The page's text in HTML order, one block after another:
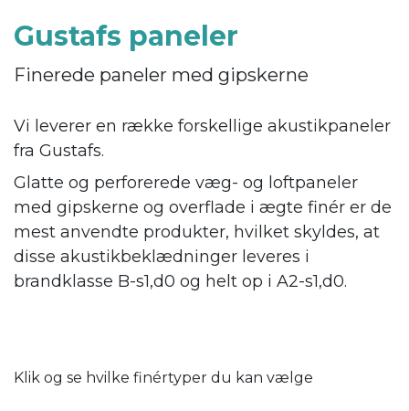
Gustafs paneler
Finerede paneler med gipskerne
Vi leverer en række forskellige akustikpaneler
fra Gustafs.
Glatte og perforerede væg- og loftpaneler
med gipskerne og overflade i ægte finér er de
mest anvendte produkter, hvilket skyldes, at
disse akustikbeklædninger leveres i
brandklasse B-s1,d0 og helt op i A2-s1,d0.
Klik og se hvilke finértyper du kan vælge